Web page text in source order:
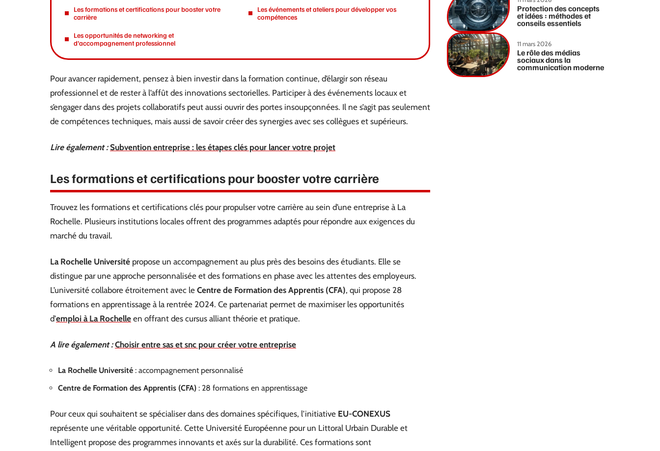
Les formations et certifications pour booster votre
carrière
Les opportunités de networking et
d’accompagnement professionnel
Les événements et ateliers pour développer vos
compétences
Pour avancer rapidement, pensez à bien investir dans la formation continue, d’élargir son réseau
professionnel et de rester à l’affût des innovations sectorielles. Participer à des événements locaux et
s’engager dans des projets collaboratifs peut aussi ouvrir des portes insoupçonnées. Il ne s’agit pas seulement
de compétences techniques, mais aussi de savoir créer des synergies avec ses collègues et supérieurs.
Lire également : Subvention entreprise : les étapes clés pour lancer votre projet
Les formations et certifications pour booster votre carrière
Trouvez les formations et certifications clés pour propulser votre carrière au sein d’une entreprise à La
Rochelle. Plusieurs institutions locales offrent des programmes adaptés pour répondre aux exigences du
marché du travail.
La Rochelle Université propose un accompagnement au plus près des besoins des étudiants. Elle se
distingue par une approche personnalisée et des formations en phase avec les attentes des employeurs.
L’université collabore étroitement avec le Centre de Formation des Apprentis (CFA), qui propose 28
formations en apprentissage à la rentrée 2024. Ce partenariat permet de maximiser les opportunités
d’emploi à La Rochelle en offrant des cursus alliant théorie et pratique.
A lire également : Choisir entre sas et snc pour créer votre entreprise
La Rochelle Université : accompagnement personnalisé
Centre de Formation des Apprentis (CFA) : 28 formations en apprentissage
Pour ceux qui souhaitent se spécialiser dans des domaines spécifiques, l’initiative EU-CONEXUS
représente une véritable opportunité. Cette Université Européenne pour un Littoral Urbain Durable et
Intelligent propose des programmes innovants et axés sur la durabilité. Ces formations sont
Protection des concepts
et idées : méthodes et
conseils essentiels
11 mars 2026
Le rôle des médias
sociaux dans la
communication moderne